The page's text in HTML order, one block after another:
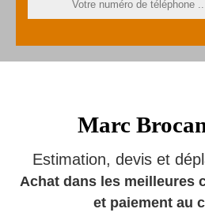
Marc
Estimation, devis et
Achat dans les meilleures
et paiement au